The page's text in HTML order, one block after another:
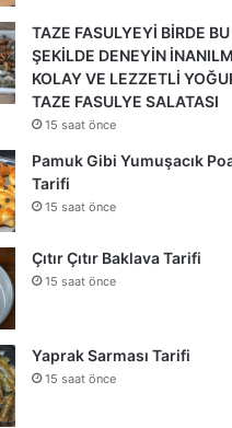
TAZE FASULYEYİ BİRDE BU
ŞEKİLDE DENEYİN
KOLAY VE LEZZETLİ
TAZE FASULYE SALATASI
15 saat önce
Pamuk Gibi Yumuşacık
Tarifi
15 saat önce
Çıtır Çıtır Baklava Tarifi
15 saat önce
Yaprak Sarması Tarifi
15 saat önce